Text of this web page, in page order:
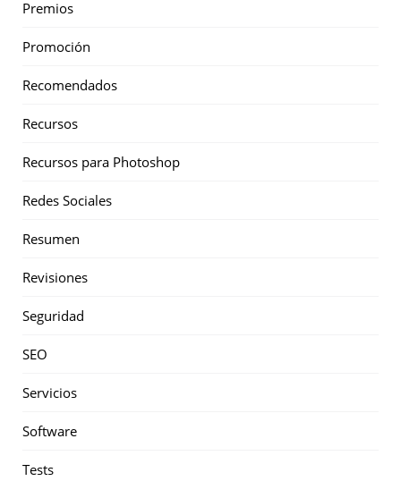
Premios
Promoción
Recomendados
Recursos
Recursos para Photoshop
Redes Sociales
Resumen
Revisiones
Seguridad
SEO
Servicios
Software
Tests